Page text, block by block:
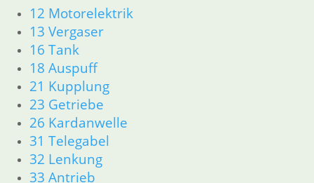
12 Motorelektrik
13 Vergaser
16 Tank
18 Auspuff
21 Kupplung
23 Getriebe
26 Kardanwelle
31 Telegabel
32 Lenkung
33 Antrieb
16 Tank
18 Auspuff
21 Kupplung
23 Getriebe
26 Kardanwelle
31 Telegabel
32 Lenkung
33 Antrieb
34 Bremsen
36 Räder